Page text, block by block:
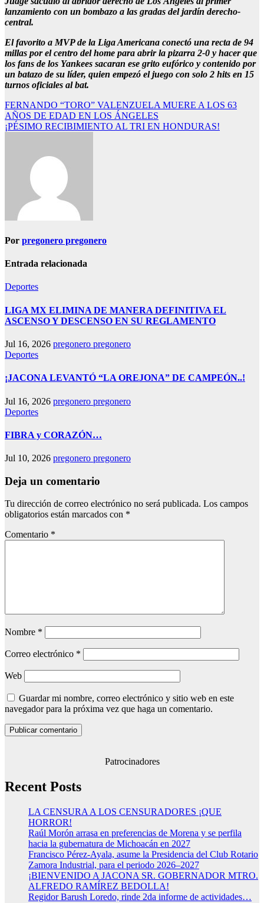
lanzamiento con un bombazo a las gradas del jardín derecho-
central.
El favorito a MVP de la Liga Americana conectó una recta de 94
millas por el centro del home para abrir la pizarra 2-0 y hacer que
los fans de los Yankees sacaran ese grito eufórico y contenido por
un batazo de su líder, quien empezó el juego con solo 2 hits en 15
turnos oficiales al bat.
Navegación
de
FERNANDO “TORO” VALENZUELA MUERE A LOS 63
AÑOS DE EDAD EN LOS ÁNGELES
¡PÉSIMO RECIBIMIENTO AL TRI EN HONDURAS!
Por pregonero pregonero
Entrada relacionada
Deportes
LIGA MX ELIMINA DE MANERA DEFINITIVA EL
ASCENSO Y DESCENSO EN SU REGLAMENTO
Jul 16, 2026 pregonero pregonero
Deportes
¡JACONA LEVANTÓ “LA OREJONA” DE CAMPEÓN..!
Jul 16, 2026 pregonero pregonero
Deportes
FIBRA y CORAZÓN…
Jul 10, 2026 pregonero pregonero
Deja un comentario
Tu dirección de correo electrónico no será publicada. Los campos
obligatorios están marcados con *
Comentario *
Nombre *
Correo electrónico *
Web
Guardar mi nombre, correo electrónico y sitio web en este
navegador para la próxima vez que haga un comentario.
Patrocinadores
Recent Posts
LA CENSURA A LOS CENSURADORES ¡QUE
HORROR!
Raúl Morón arrasa en preferencias de Morena y se perfila
hacia la gubernatura de Michoacán en 2027
Francisco Pérez-Ayala, asume la Presidencia del Club Rotario
Zamora Industrial, para el periodo 2026–2027
¡BIENVENIDO A JACONA SR. GOBERNADOR MTRO.
ALFREDO RAMÍREZ BEDOLLA!
Regidor Barush Loredo, rinde 2da informe de actividades…